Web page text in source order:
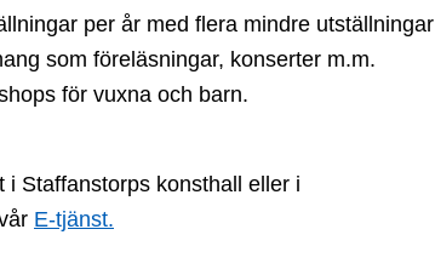
per år med flera mindre utställningar
som föreläsningar, konserter m.m.
för vuxna och barn.
Staffanstorps konsthall eller i
E-tjänst.